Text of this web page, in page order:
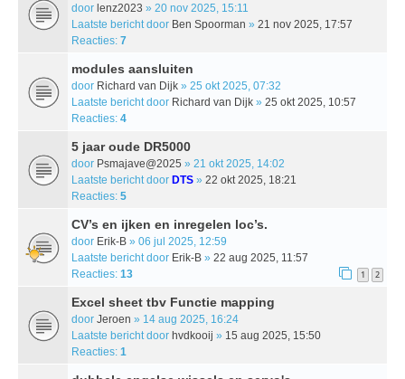
door lenz2023 » 20 nov 2025, 15:11
Laatste bericht door Ben Spoorman » 21 nov 2025, 17:57
Reacties: 7
modules aansluiten
door Richard van Dijk » 25 okt 2025, 07:32
Laatste bericht door Richard van Dijk » 25 okt 2025, 10:57
Reacties: 4
5 jaar oude DR5000
door Psmajave@2025 » 21 okt 2025, 14:02
Laatste bericht door DTS » 22 okt 2025, 18:21
Reacties: 5
CV’s en ijken en inregelen loc’s.
door Erik-B » 06 jul 2025, 12:59
Laatste bericht door Erik-B » 22 aug 2025, 11:57
Reacties: 13 1 2
Excel sheet tbv Functie mapping
door Jeroen » 14 aug 2025, 16:24
Laatste bericht door hvdkooij » 15 aug 2025, 15:50
Reacties: 1